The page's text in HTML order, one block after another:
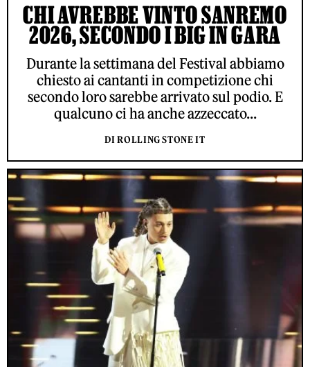
CHI AVREBBE VINTO SANREMO
2026, SECONDO I BIG IN GARA
Durante la settimana del Festival abbiamo
chiesto ai cantanti in competizione chi
secondo loro sarebbe arrivato sul podio. E
qualcuno ci ha anche azzeccato...
DI ROLLING STONE IT